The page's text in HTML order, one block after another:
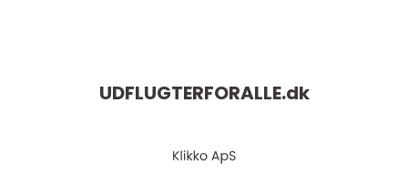
UDFLUGTERFORALLE.dk